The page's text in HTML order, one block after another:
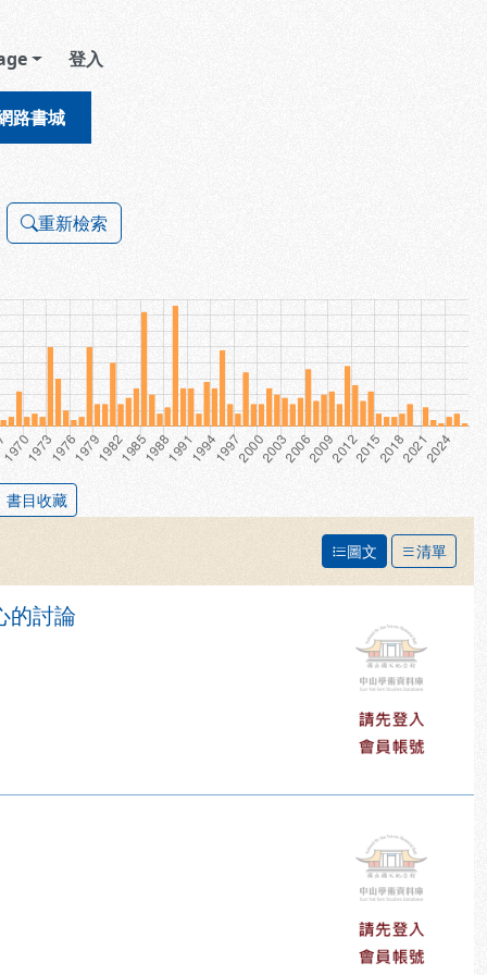
登入
路書城
重新檢索
書目收藏
圖文 清單
的討論